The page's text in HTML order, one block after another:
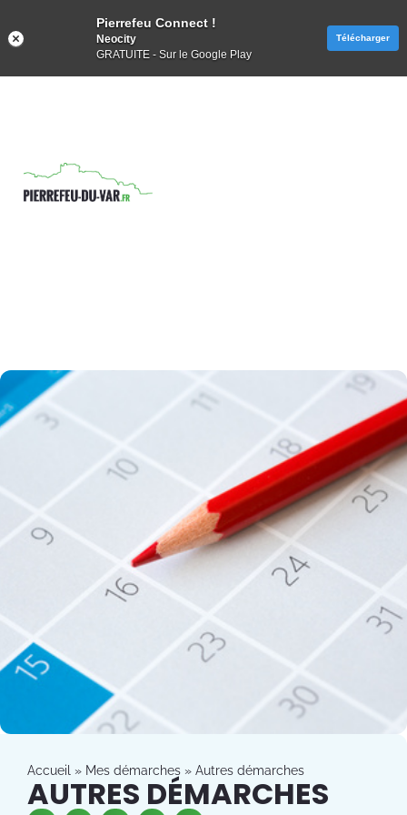
Accueil » Mes démarches » Autres démarches
AUTRES DÉMARCHES
Pierrefeu Connect !
Neocity
GRATUITE - Sur le Google Play
Télécharger